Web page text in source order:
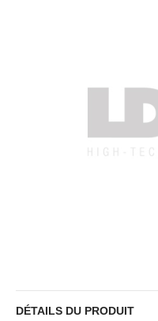
DÉTAILS DU PRODUIT